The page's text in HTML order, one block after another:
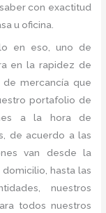
con exactitud
u oficina.
en eso, uno de
en la rapidez de
mercancía que
portafolio de
a la hora de
de acuerdo a las
van desde la
hasta las
nuestros
todos nuestros